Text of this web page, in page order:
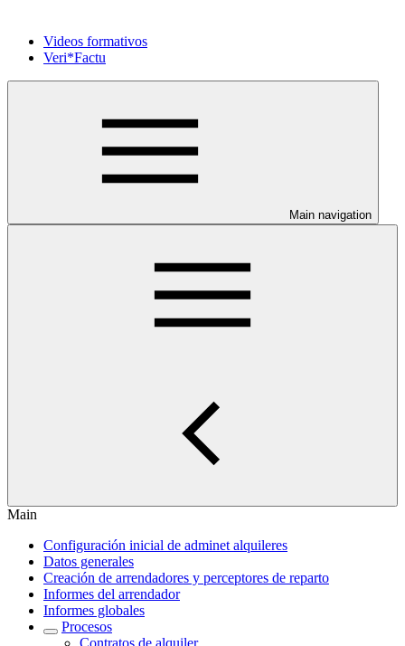
Videos formativos
Veri*Factu
Main navigation
Main
Configuración inicial de adminet alquileres
Datos generales
Creación de arrendadores y perceptores de reparto
Informes del arrendador
Informes globales
Procesos
Contratos de alquiler